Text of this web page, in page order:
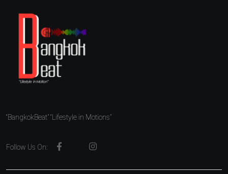
“BangkokBeat” “Lifestyle in Motions”
Follow Us On: